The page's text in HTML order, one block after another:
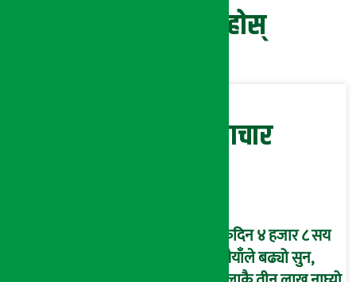
प्रतिक्रिया दिनुहोस्
सम्बन्धित समाचार
एकैदिन ४ हजार ८ सय
रुपैयाँले बढ्यो सुन,